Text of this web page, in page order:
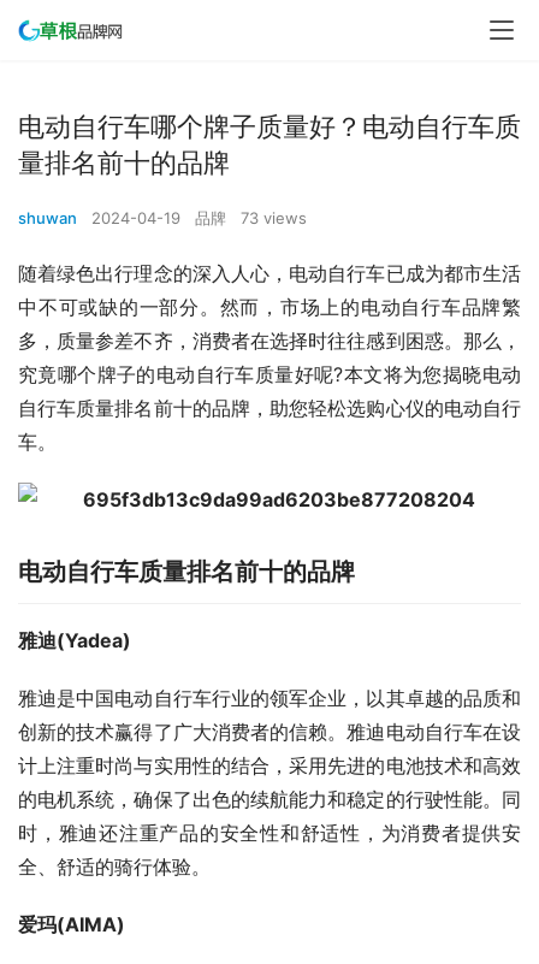
电动自行车哪个牌子质量好？电动自行车质
量排名前十的品牌
shuwan 2024-04-19 品牌 73 views
随着绿色出行理念的深入人心，电动自行车已成为都市生活
中不可或缺的一部分。然而，市场上的电动自行车品牌繁
多，质量参差不齐，消费者在选择时往往感到困惑。那么，
究竟哪个牌子的电动自行车质量好呢?本文将为您揭晓电动
自行车质量排名前十的品牌，助您轻松选购心仪的电动自行
车。
电动自行车质量排名前十的品牌
雅迪(Yadea)
雅迪是中国电动自行车行业的领军企业，以其卓越的品质和
创新的技术赢得了广大消费者的信赖。雅迪电动自行车在设
计上注重时尚与实用性的结合，采用先进的电池技术和高效
的电机系统，确保了出色的续航能力和稳定的行驶性能。同
时，雅迪还注重产品的安全性和舒适性，为消费者提供安
全、舒适的骑行体验。
爱玛(AIMA)